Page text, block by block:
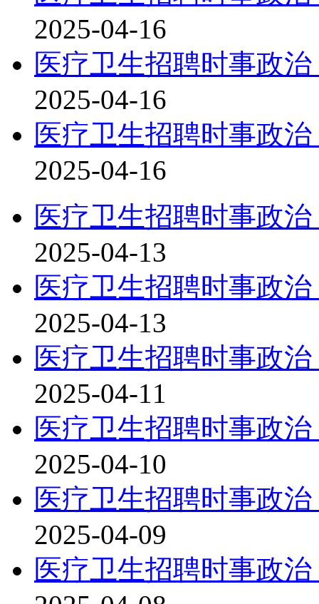
2025-04-16
医疗卫生招聘时事政
2025-04-16
医疗卫生招聘时事政
2025-04-16
医疗卫生招聘时事政
2025-04-13
医疗卫生招聘时事政
2025-04-13
医疗卫生招聘时事政
2025-04-11
医疗卫生招聘时事政
2025-04-10
医疗卫生招聘时事政
2025-04-09
医疗卫生招聘时事政